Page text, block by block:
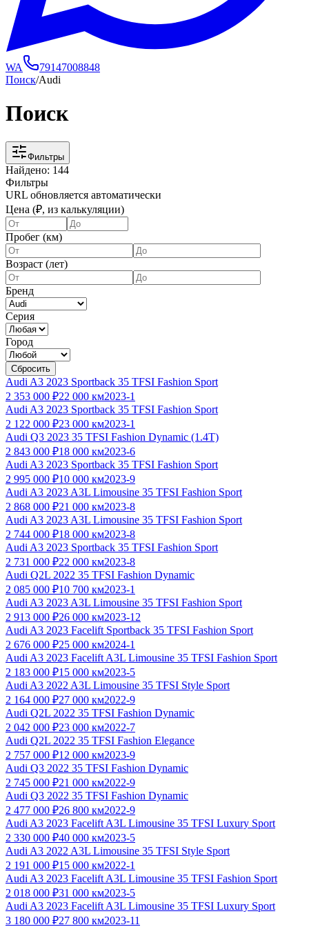
WA
79147008848
Поиск/Audi
Поиск
Фильтры
Найдено: 144
Фильтры
URL обновляется автоматически
Цена (₽, из калькуляции)
Пробег (км)
Возраст (лет)
Бренд
Серия
Город
Сбросить
Audi A3 2023 Sportback 35 TFSI Fashion Sport
2 353 000 ₽22 000 км2023-1
Audi A3 2023 Sportback 35 TFSI Fashion Sport
2 122 000 ₽23 000 км2023-1
Audi Q3 2023 35 TFSI Fashion Dynamic (1.4T)
2 843 000 ₽18 000 км2023-6
Audi A3 2023 Sportback 35 TFSI Fashion Sport
2 995 000 ₽10 000 км2023-9
Audi A3 2023 A3L Limousine 35 TFSI Fashion Sport
2 868 000 ₽21 000 км2023-8
Audi A3 2023 A3L Limousine 35 TFSI Fashion Sport
2 744 000 ₽18 000 км2023-8
Audi A3 2023 Sportback 35 TFSI Fashion Sport
2 731 000 ₽22 000 км2023-8
Audi Q2L 2022 35 TFSI Fashion Dynamic
2 085 000 ₽10 700 км2023-1
Audi A3 2023 A3L Limousine 35 TFSI Fashion Sport
2 913 000 ₽26 000 км2023-12
Audi A3 2023 Facelift Sportback 35 TFSI Fashion Sport
2 676 000 ₽25 000 км2024-1
Audi A3 2023 Facelift A3L Limousine 35 TFSI Fashion Sport
2 183 000 ₽15 000 км2023-5
Audi A3 2022 A3L Limousine 35 TFSI Style Sport
2 164 000 ₽27 000 км2022-9
Audi Q2L 2022 35 TFSI Fashion Dynamic
2 042 000 ₽23 000 км2022-7
Audi Q2L 2022 35 TFSI Fashion Elegance
2 757 000 ₽12 000 км2023-9
Audi Q3 2022 35 TFSI Fashion Dynamic
2 745 000 ₽21 000 км2022-9
Audi Q3 2022 35 TFSI Fashion Dynamic
2 477 000 ₽26 800 км2022-9
Audi A3 2023 Facelift A3L Limousine 35 TFSI Luxury Sport
2 330 000 ₽40 000 км2023-5
Audi A3 2022 A3L Limousine 35 TFSI Style Sport
2 191 000 ₽15 000 км2022-1
Audi A3 2023 Facelift A3L Limousine 35 TFSI Fashion Sport
2 018 000 ₽31 000 км2023-5
Audi A3 2023 Facelift A3L Limousine 35 TFSI Luxury Sport
3 180 000 ₽27 800 км2023-11